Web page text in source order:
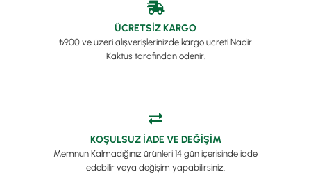
ÜCRETSİZ KARGO
₺900 ve üzeri alışverişlerinizde kargo ücreti Nadir
Kaktüs tarafından ödenir.
KOŞULSUZ İADE VE DEĞİŞİM
Memnun Kalmadığınız ürünleri 14 gün içerisinde iade
edebilir veya değişim yapabilirsiniz.